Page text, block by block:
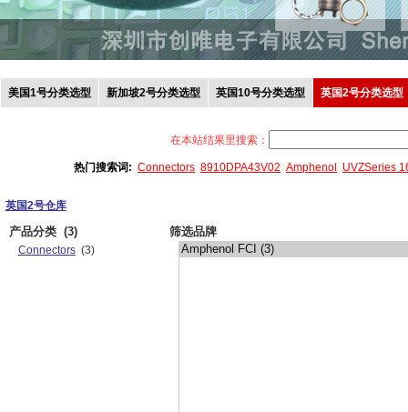
美国1号分类选型 新加坡2号分类选型 英国10号分类选型 英国2号分类选型
在本站结果里搜索：
热门搜索词: Connectors 8910DPA43V02 Amphenol UVZSeries
英国2号仓库
产品分类 (3)
Connectors (3)
筛选品牌